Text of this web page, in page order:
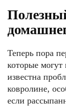
Теперь пора
которые могут
известна
ковролине,
если